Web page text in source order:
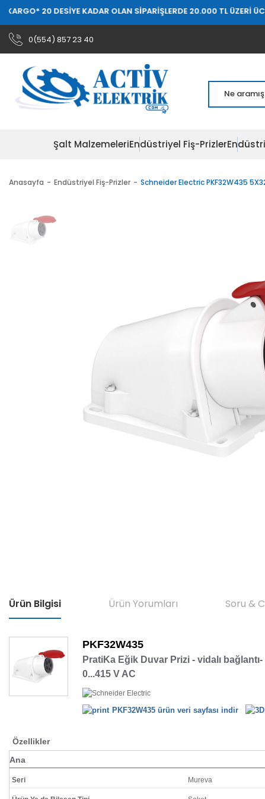
DESİYE KADAR OLAN SİPARİŞLERDE 20.000 TL ÜZERİ ÜCRETSİZ
0(554) 857 23 40
Şalt MalzemeleriEndüstriyel Fiş-Prizler
Anasayfa Endüstriyel Fiş-Prizler Schneider Electric PKF32W435
Ürün Bilgisi Ürün Yorumları Soru &
PKF32W435
PratiKa Eğik Duvar Prizi - vidalı bağlantı-
0...415 V AC
PKF32W435 ürün veri sayfası indir
Özellikler
Ana
Seri Mureva